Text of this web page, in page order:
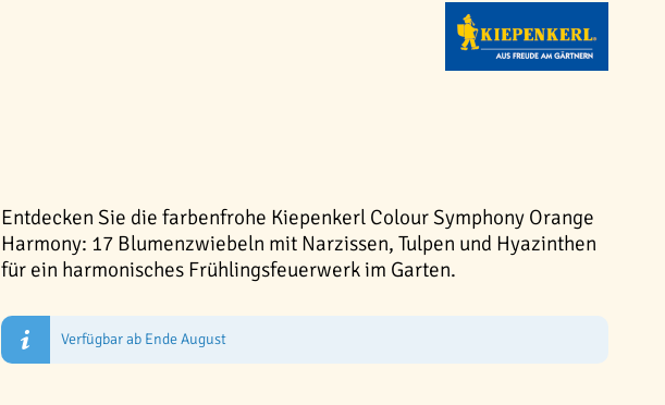
Entdecken Sie die farbenfrohe Kiepenkerl Colour Symphony Orange
Harmony: 17 Blumenzwiebeln mit Narzissen, Tulpen und Hyazinthen
für ein harmonisches Frühlingsfeuerwerk im Garten.
Verfügbar ab Ende August